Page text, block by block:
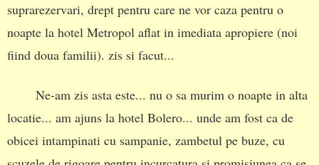
suprarezervari, drept pentru care ne vor caza pentru o
noapte la hotel Metropol aflat in imediata apropiere (noi
fiind doua familii). zis si facut...
Ne-am zis asta este... nu o sa murim o noapte in alta
locatie... am ajuns la hotel Bolero... unde am fost ca de
obicei intampinati cu sampanie, zambetul pe buze, cu